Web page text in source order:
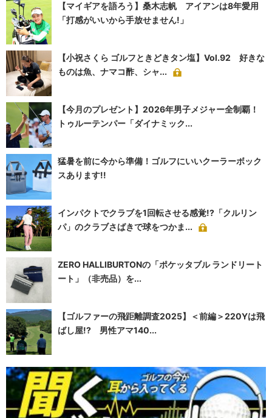
【マイギアを語ろう】桑木志帆 アイアンは8年愛用
「打感がいいから手放せません!」
【小祝さくら ゴルフときどきタン塩】Vol.92 好きな
ものは魚、ナマコ酢、シャ...
【今月のプレゼント】2026年男子メジャー全制覇！
トゥルーテンパー「ダイナミック...
猛暑を前に今から準備！ゴルフにいいクーラーボック
スあります!!
インパクトでクラブを1回転させる感覚!?「クルリン
パ」のクラブさばきで球をつかま...
ZERO HALLIBURTONの「ポケッタブル ランドリート
ート」（非売品）を...
【ゴルファーの飛距離調査2025】＜前編＞220Yは飛
ばし屋!? 男性アマ140...